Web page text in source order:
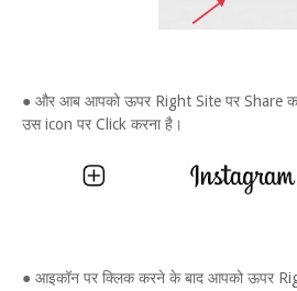
● और आब आपको ऊपर Right Site पर Share
उस icon पर Click करना है।
● आइकॉन पर क्लिक करने के बाद आपको ऊपर